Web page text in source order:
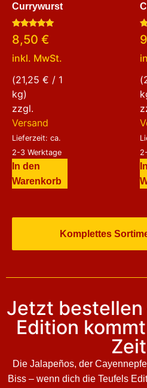
Currywurst
Bewertet
mit
von 5
8,50 €
inkl. MwSt.
(21,25 € / 1
kg)
zzgl.
Versand
Lieferzeit: ca.
2-3 Werktage
In den
Warenkorb
(
Komplettes
Jetzt bestellen
Edition
Die Jalapeños, der
Biss – wenn dich die Teufels